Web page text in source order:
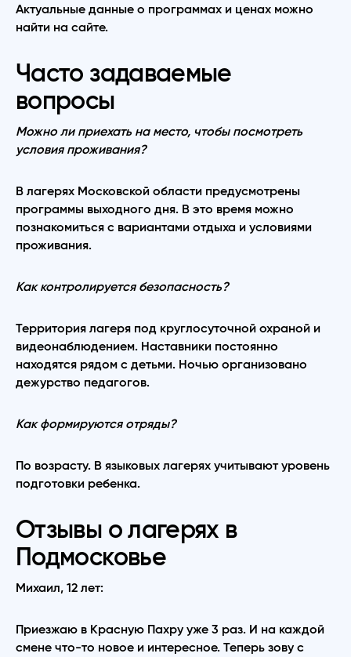
Актуальные данные о программах и ценах можно
найти на сайте.
Часто задаваемые
вопросы
Можно ли приехать на место, чтобы посмотреть
условия проживания?
В лагерях Московской области предусмотрены
программы выходного дня. В это время можно
познакомиться с вариантами отдыха и условиями
проживания.
Как контролируется безопасность?
Территория лагеря под круглосуточной охраной и
видеонаблюдением. Наставники постоянно
находятся рядом с детьми. Ночью организовано
дежурство педагогов.
Как формируются отряды?
По возрасту. В языковых лагерях учитывают уровень
подготовки ребенка.
Отзывы о лагерях в
Подмосковье
Михаил, 12 лет:
Приезжаю в Красную Пахру уже 3 раз. И на каждой
смене что-то новое и интересное. Теперь зову с